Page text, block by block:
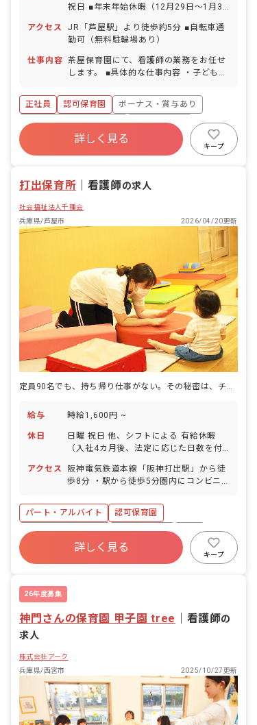
祝日 ■年末年始休暇（12月29日～1月3
半日・1時間単位での取得可／5日以上の
連休相談OK） ■産前産後・育児休暇（取
得率・復帰率ともに90％以上） ■慶弔休
暇 ■介護・看護休暇 ■特別休暇 ※お子様
す。
アクセス
JR「芦屋駅」より徒歩約5分 ■自転車通
勤可（無料駐輪場あり）
仕事内容 茶屋保育園にて、看護師の業務をお任せ
します。 ■具体的な仕事内容 ・子どもの
への対応 ・薬の管理、与薬、与薬前後の
観察 ・職員への保健に関する情報提供、
指導 ・環境衛生及び安全管理保健だより
作成等、その他保育園内での付随する業
務（保育補助もお願いすることがありま
す）
正社員 認可保育園
ボーナス・賞与あり
寮・住宅・家賃補助あり
社会保険完備
福利厚生充実
退職金制度
詳しく見る
キープ
打出保育所 看護師の求人
社会福祉法人千種会
兵庫県/芦屋市
2026/04/20更新
給与 時給1,600円 ~
休日
日曜 祝日 他、シフトによる 有給休暇
（入社4カ月後、法定に応じた日数を付
輩からのコメント 土曜日出勤の週もあり
ますが、土日しっかりとリフレッシュす
アクセス
阪神電気鉄道本線「阪神打出駅」から徒
歩8分 ・駅から徒歩5分圏内にコンビニ
パート・アルバイト
認可保育園
ボーナス・賞与あり
社会保険完備
昇給昇進あり
社会福祉法人
詳しく見る
キープ
26年度募集
神門さんの保育園 甲子園 tree 看護師の
求人
株式会社アーク
兵庫県/西宮市
2025/10/27更新